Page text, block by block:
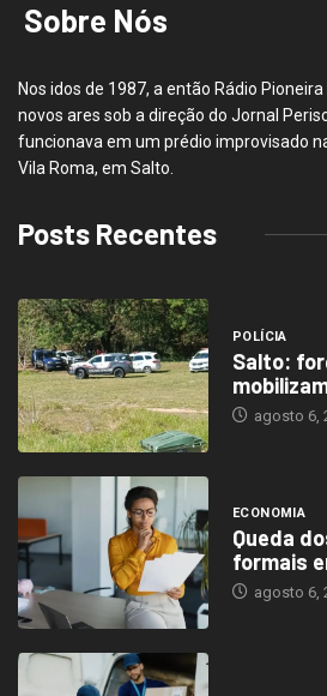
Sobre Nós
Nos idos de 1987, a então Rádio
novos ares sob a direção do Jornal
funcionava em um prédio improvisado
Vila Roma, em Salto.
Posts Recentes
POLÍCIA
Salto:
agosto 6,
ECONOMIA
Queda
formais
agosto 6,